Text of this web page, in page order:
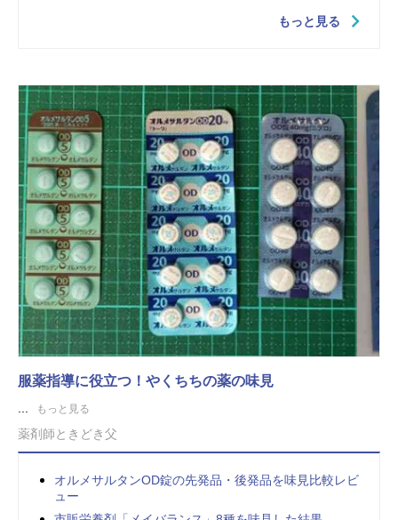
もっと見る
服薬指導に役立つ！やくちちの薬の味見
もっと見る
薬剤師ときどき父
オルメサルタンOD錠の先発品・後発品を味見比較レビ
ュー